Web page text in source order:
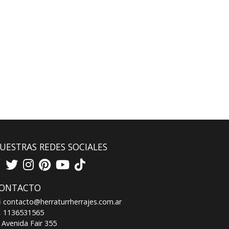
REDES SOCIALES
contacto@herraturrherrajes.com.ar
1136531565
Avenida Fair 355